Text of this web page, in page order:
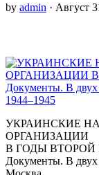
by admin · Август
УКРАИНСКИЕ
ОРГАНИЗАЦИИ
В ГОДЫ
Документы. В двух